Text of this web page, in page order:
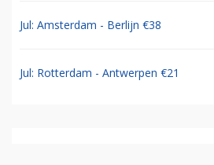
Jul: Amsterdam - Berlijn €38
Jul: Rotterdam - Antwerpen €21